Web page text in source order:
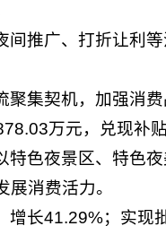
推广、打折让利
集契机，加强消费
万元，兑现补贴
色夜景区、特色
消费活力。
长41.29%；实现